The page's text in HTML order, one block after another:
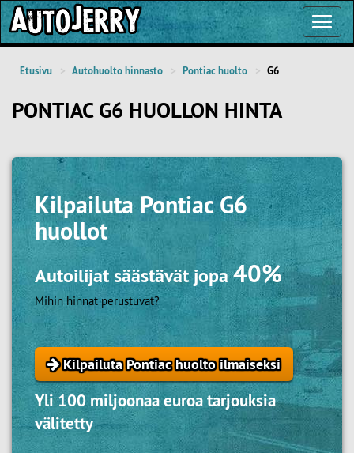
Etusivu Autohuolto hinnasto Pontiac huolto G6
PONTIAC G6 HUOLLON HINTA
KilpailutaPontiac G6
huollot
Autoilijat säästävät jopa40%
Mihin hinnat perustuvat?
Kilpailuta Pontiac huolto ilmaiseksi
Yli 100 miljoonaa euroa tarjouksia
välitetty